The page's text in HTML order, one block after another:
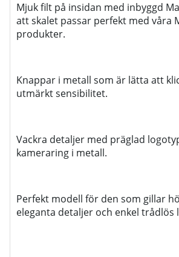
Mjuk filt på insidan med inbyggd
att skalet passar perfekt med våra
produkter.
Knappar i metall som är lätta att
utmärkt sensibilitet.
Vackra detaljer med präglad
kameraring i metall.
Perfekt modell för den som gillar
eleganta detaljer och enkel trådlös